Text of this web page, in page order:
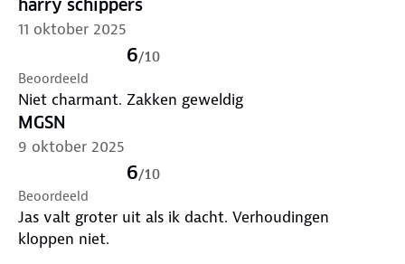
harry schippers
11 oktober 2025
6/10
Beoordeeld
Niet charmant. Zakken geweldig
MGSN
9 oktober 2025
6/10
Beoordeeld
Jas valt groter uit als ik dacht. Verhoudingen
kloppen niet.